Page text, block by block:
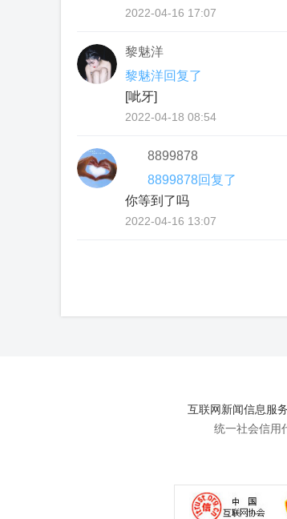
2022-04-16 17:07
黎魅洋
黎魅洋回复了
[呲牙]
2022-04-18 08:54
8899878
8899878回复了
你等到了吗
2022-04-16 13:07
互联网新闻信息服
统一社会信用